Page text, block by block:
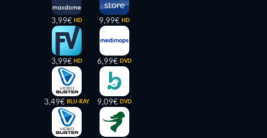
3,99€ HD
3,99€ HD
3,49€ BLU-RAY
9,99€ HD
6,99€ DVD
9,09€ DVD